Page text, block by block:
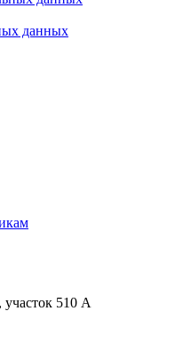
данных
510 А